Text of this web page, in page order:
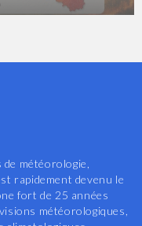
météorologie,
rapidement devenu le
fort de 25 années
météorologiques,